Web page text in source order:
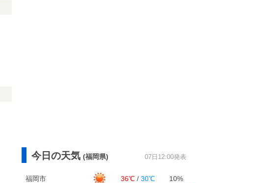
今日の天気 (福岡県) 07日12:00発表
福岡市 36℃ /30℃ 10%